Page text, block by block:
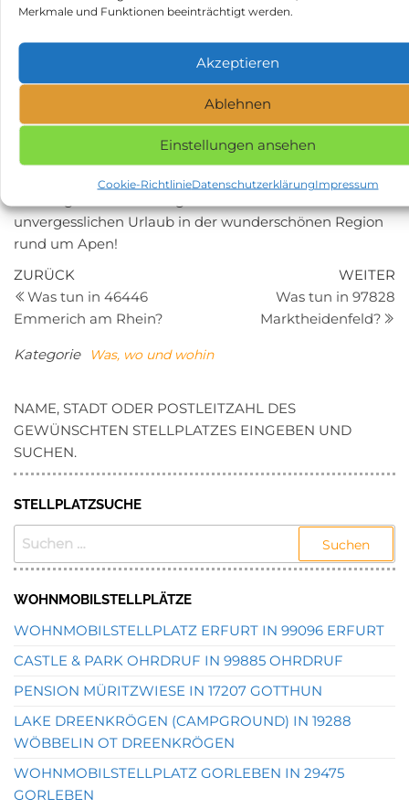
Merkmale und Funktionen beeinträchtigt werden.
Akzeptieren
Ablehnen
Einstellungen ansehen
Cookie-RichtlinieDatenschutzerklärungImpressum
„Moorwelten“. Diese wurden als Teil des EU-Projekts
Möglichkeit, auf lehrreichen Pfaden das Ökosystem
Moor zu erkunden.
Insgesamt ist Apen ein hervorragender Ausgangsort,
um das Oldenburger Land und seine zahlreichen
facettenreichen Freizeitangebote zu entdecken. Mit
dem Wohnmobil sind Sie flexibel und können Ihren
unvergesslichen Urlaub in der wunderschönen Region
rund um Apen!
Beitragsnavigation
Vorheriger
Beitrag
ZURÜCK
Was tun in 46446
Emmerich am Rhein?
WEITER
Was tun in 97828
Marktheidenfeld?
Kategorie Was, wo und wohin
NAME, STADT ODER POSTLEITZAHL DES
GEWÜNSCHTEN STELLPLATZES EINGEBEN UND
SUCHEN.
STELLPLATZSUCHE
SUCHEN
WOHNMOBILSTELLPLÄTZE
WOHNMOBILSTELLPLATZ ERFURT IN 99096 ERFURT
CASTLE & PARK OHRDRUF IN 99885 OHRDRUF
PENSION MÜRITZWIESE IN 17207 GOTTHUN
LAKE DREENKRÖGEN (CAMPGROUND) IN 19288
WÖBBELIN OT DREENKRÖGEN
WOHNMOBILSTELLPLATZ GORLEBEN IN 29475
GORLEBEN